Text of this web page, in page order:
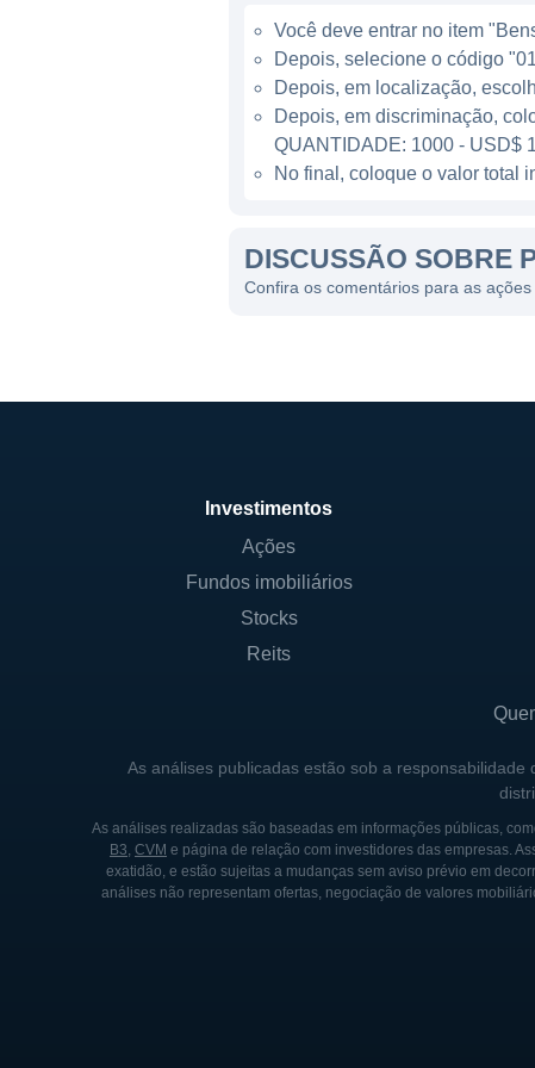
específicos para suas
CONTROLADORES E
A Peoples Bancorp é uma
acionária se divide entre
negócios e gestão, embora
integrante de seu
seus objetivos de
A história da Peoples
sua criação, a empresa
a evolução do sistema
operações e introduzindo
Ao longo dos anos, a
significativo e uma maior
setor bancário também fez
e acessíveis a seus clientes.
Nos tempos recentes, a
experiência do cliente,
compromisso com as
Você deve entrar no item
Depois, selecione o código
Depois, em localização,
Depois, em discriminação,
QUANTIDADE: 1000 - USD$
No final, coloque o valor total
DISCUSSÃO SOBRE
Confira os comentários para as
Investimentos
Ações
Fundos imobiliários
Stocks
Reits
As análises publicadas estão sob a
As análises realizadas são baseadas em informações públicas,
B3, CVM e página de relação com investidores das empresas.
exatidão, e estão sujeitas a mudanças sem aviso prévio em
análises não representam ofertas, negociação de valores